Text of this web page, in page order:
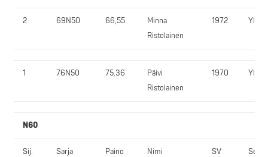
2 69N50 66,55
Minna
Ristolainen
1972 YlöR
1 76N50 75,36
Päivi
Ristolainen
1970 YlöR
N60
Sij. Sarja Paino Nimi SV Seura